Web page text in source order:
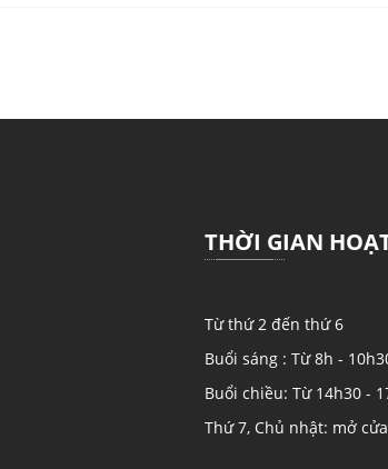
THỜI GIAN
Từ thứ 2 đến thứ 6
Buổi sáng : Từ 8h -
Buổi chiều: Từ 14h30 -
Thứ 7, Chủ nhật: mở